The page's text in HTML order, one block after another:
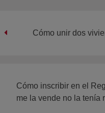
Cómo unir dos
Cómo inscribir en el
me la vende no la tenía